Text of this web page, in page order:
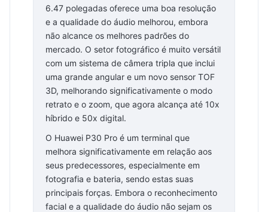
6.47 polegadas oferece uma boa resolução
e a qualidade do áudio melhorou, embora
não alcance os melhores padrões do
mercado. O setor fotográfico é muito versátil
com um sistema de câmera tripla que inclui
uma grande angular e um novo sensor TOF
3D, melhorando significativamente o modo
retrato e o zoom, que agora alcança até 10x
híbrido e 50x digital.
O Huawei P30 Pro é um terminal que
melhora significativamente em relação aos
seus predecessores, especialmente em
fotografia e bateria, sendo estas suas
principais forças. Embora o reconhecimento
facial e a qualidade do áudio não sejam os